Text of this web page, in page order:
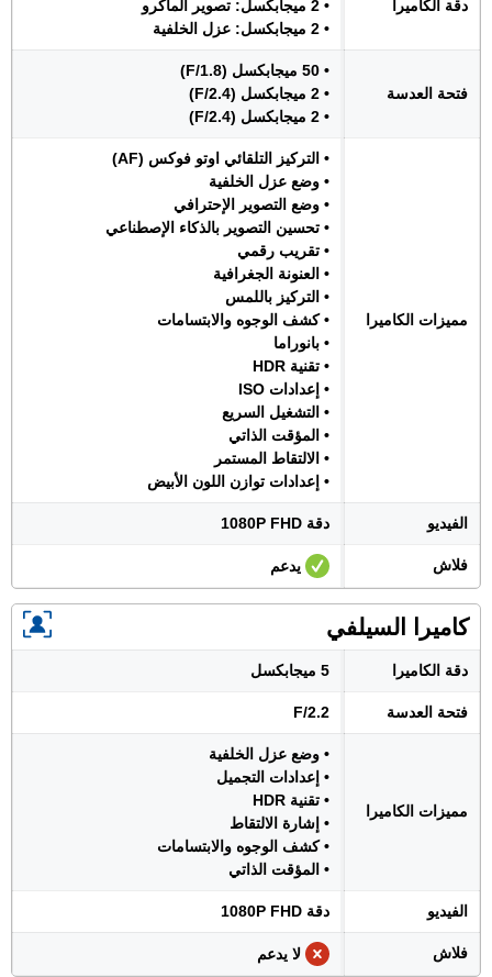
دقة الكاميرا
• 2 ميجابكسل: تصوير الماكرو
• 2 ميجابكسل: عزل الخلفية
فتحة العدسة
• 50 ميجابكسل (F/1.8)
• 2 ميجابكسل (F/2.4)
• 2 ميجابكسل (F/2.4)
مميزات الكاميرا
• التركيز التلقائي اوتو فوكس (AF)
• وضع عزل الخلفية
• وضع التصوير الإحترافي
• تحسين التصوير بالذكاء الإصطناعي
• تقريب رقمي
• العنونة الجغرافية
• التركيز باللمس
• كشف الوجوه والابتسامات
• بانوراما
• تقنية HDR
• إعدادات ISO
• التشغيل السريع
• المؤقت الذاتي
• الالتقاط المستمر
• إعدادات توازن اللون الأبيض
الفيديو دقة 1080P FHD
فلاش يدعم
كاميرا السيلفي
دقة الكاميرا 5 ميجابكسل
فتحة العدسة F/2.2
مميزات الكاميرا
• وضع عزل الخلفية
• إعدادات التجميل
• تقنية HDR
• إشارة الالتقاط
• كشف الوجوه والابتسامات
• المؤقت الذاتي
الفيديو دقة 1080P FHD
فلاش لا يدعم